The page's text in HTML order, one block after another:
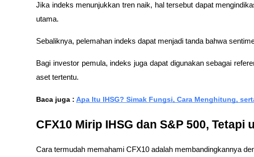
Jika indeks menunjukkan tren naik, hal tersebut dapat
utama.
Sebaliknya, pelemahan indeks dapat menjadi tanda bahwa
Bagi investor pemula, indeks juga dapat digunakan sebagai
aset tertentu.
Baca juga : Apa Itu IHSG? Simak Fungsi, Cara Menghitung,
CFX10 Mirip IHSG dan S&P 500,
Cara termudah memahami CFX10 adalah membandingkannya